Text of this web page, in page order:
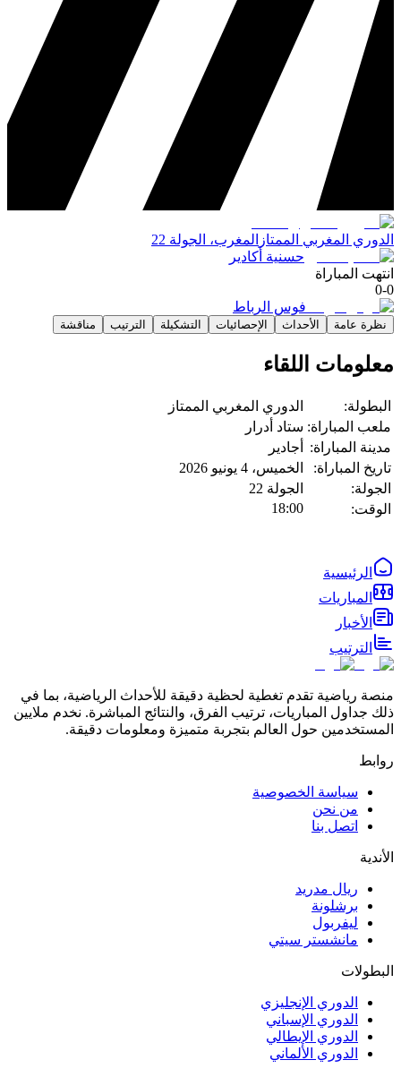
الدوري المغربي الممتاز المغرب، الجولة 22
حسنية أكادير
انتهت المباراة
0-0
فوس الرباط
نظرة عامة الأحداث الإحصائيات التشكيلة الترتيب مناقشة
معلومات اللقاء
البطولة:
الدوري المغربي الممتاز
ملعب المباراة: ستاد أدرار
مدينة المباراة:
أجادير
تاريخ المباراة:
الخميس، 4 يونيو 2026
الجولة:
الجولة 22
الوقت:
18:00
الرئيسية
المباريات
الأخبار
الترتيب
منصة رياضية تقدم تغطية لحظية دقيقة للأحداث الرياضية، بما في
ذلك جداول المباريات، ترتيب الفرق، والنتائج المباشرة. نخدم ملايين
المستخدمين حول العالم بتجربة متميزة ومعلومات دقيقة.
روابط
سياسة الخصوصية
من نحن
اتصل بنا
الأندية
ريال مدريد
برشلونة
ليفربول
مانشستر سيتي
البطولات
الدوري الإنجليزي
الدوري الإسباني
الدوري الإيطالي
الدوري الألماني